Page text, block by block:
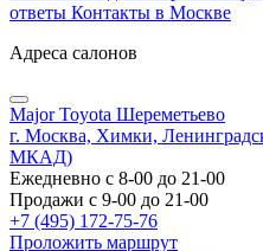
ответы Контакты в Москве
Адреса салонов
Major Toyota Шереметьево
г. Москва, Химки,
МКАД)
Ежедневно с 8-00 до 21-00
Продажи с 9-00 до 21-00
+7 (495) 172-75-76
Проложить маршрут